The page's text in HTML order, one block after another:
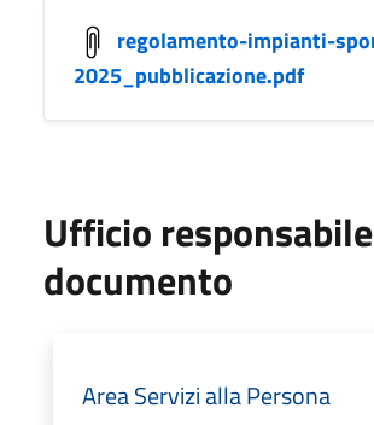
regolamento-impianti-
2025_pubblicazione.pdf
Ufficio
documento
Area Servizi alla Persona